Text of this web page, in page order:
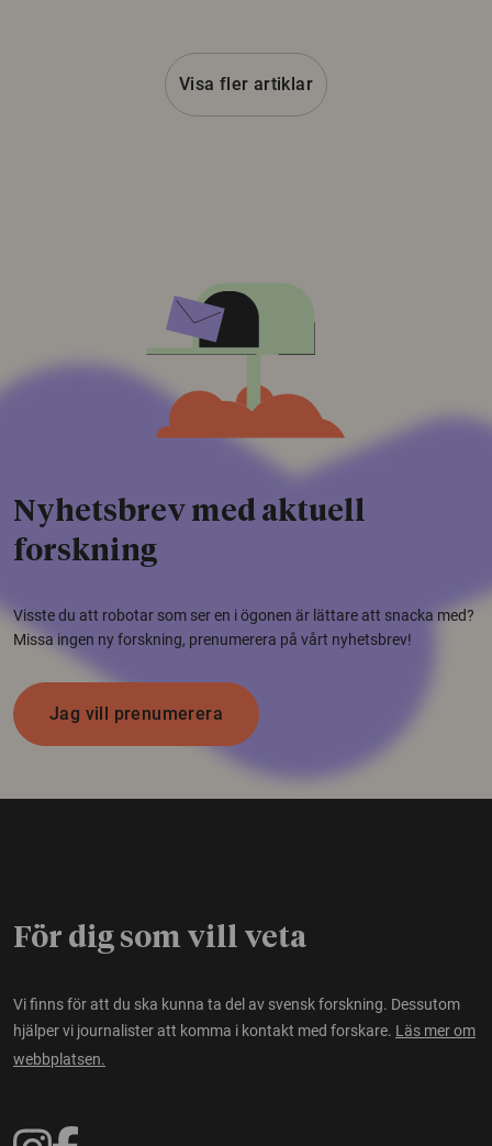
Visa fler artiklar
Nyhetsbrev med aktuell
forskning
Visste du att robotar som ser en i ögonen är lättare att snacka med?
Missa ingen ny forskning, prenumerera på vårt nyhetsbrev!
Jag vill prenumerera
För dig som vill veta
Vi finns för att du ska kunna ta del av svensk forskning. Dessutom
hjälper vi journalister att komma i kontakt med forskare. Läs mer om
webbplatsen.